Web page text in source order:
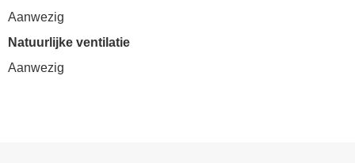
Aanwezig
Natuurlijke ventilatie
Aanwezig